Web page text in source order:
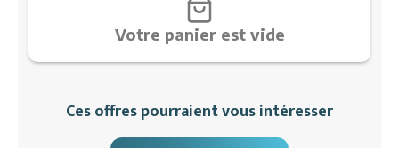
AnimationsVotre panier est vide
Ces offres pourraient vous intéresser